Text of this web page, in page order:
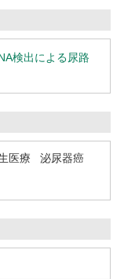
検出による尿路
医療
泌尿器癌